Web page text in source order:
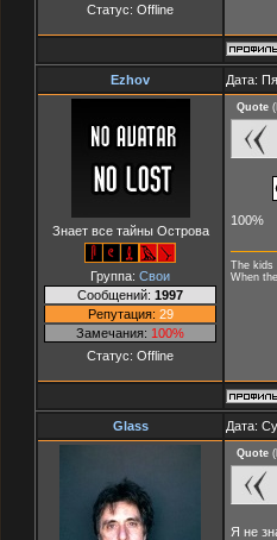
Статус: Offline
Ezhov Дата:
Знает все тайны Острова
Группа: Свои
Сообщений: 1997
Репутация: 29
Замечания: 100%
Статус: Offline
Quote (
100%
The kids
When
Glass Дата:
Quote (
Я не